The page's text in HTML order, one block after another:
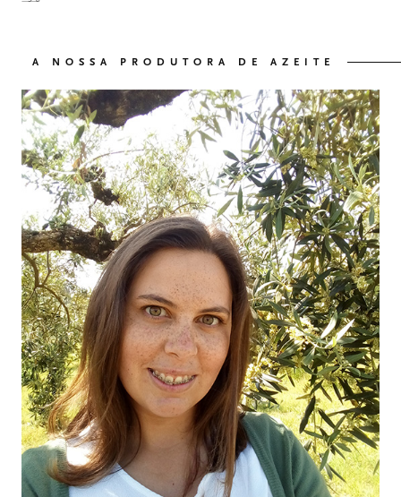
02 AS NOSSAS MÃOS
03 OS NOSSOS VINHOS
04 O NOSSO AZEITE
05 VISITE-NOS
06 CONTACTO
A NOSSA PRODUTORA DE AZEITE